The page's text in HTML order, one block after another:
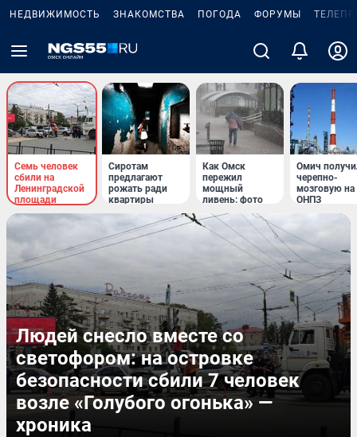
НЕДВИЖИМОСТЬ ЗНАКОМСТВА ПОГОДА ФОРУМЫ
Семь человек
сбили на
Ленинградской
площади
Сиротам
предлагают
рожать ради
квартиры
Как Омск
пережил
мощный
ливень: фото
Омич
черепно-
мозговую на
ОНПЗ
Людей снесло вместе со
светофором: на островке
безопасности сбили 7 человек
возле «Голубого огонька» —
хроника